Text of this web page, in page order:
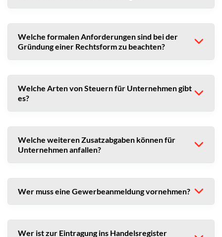
Welche formalen Anforderungen sind bei der
Gründung einer Rechtsform zu beachten?
Welche Arten von Steuern für Unternehmen gibt
es?
Welche weiteren Zusatzabgaben können für
Unternehmen anfallen?
Wer muss eine Gewerbeanmeldung vornehmen?
Wer ist zur Eintragung ins Handelsregister